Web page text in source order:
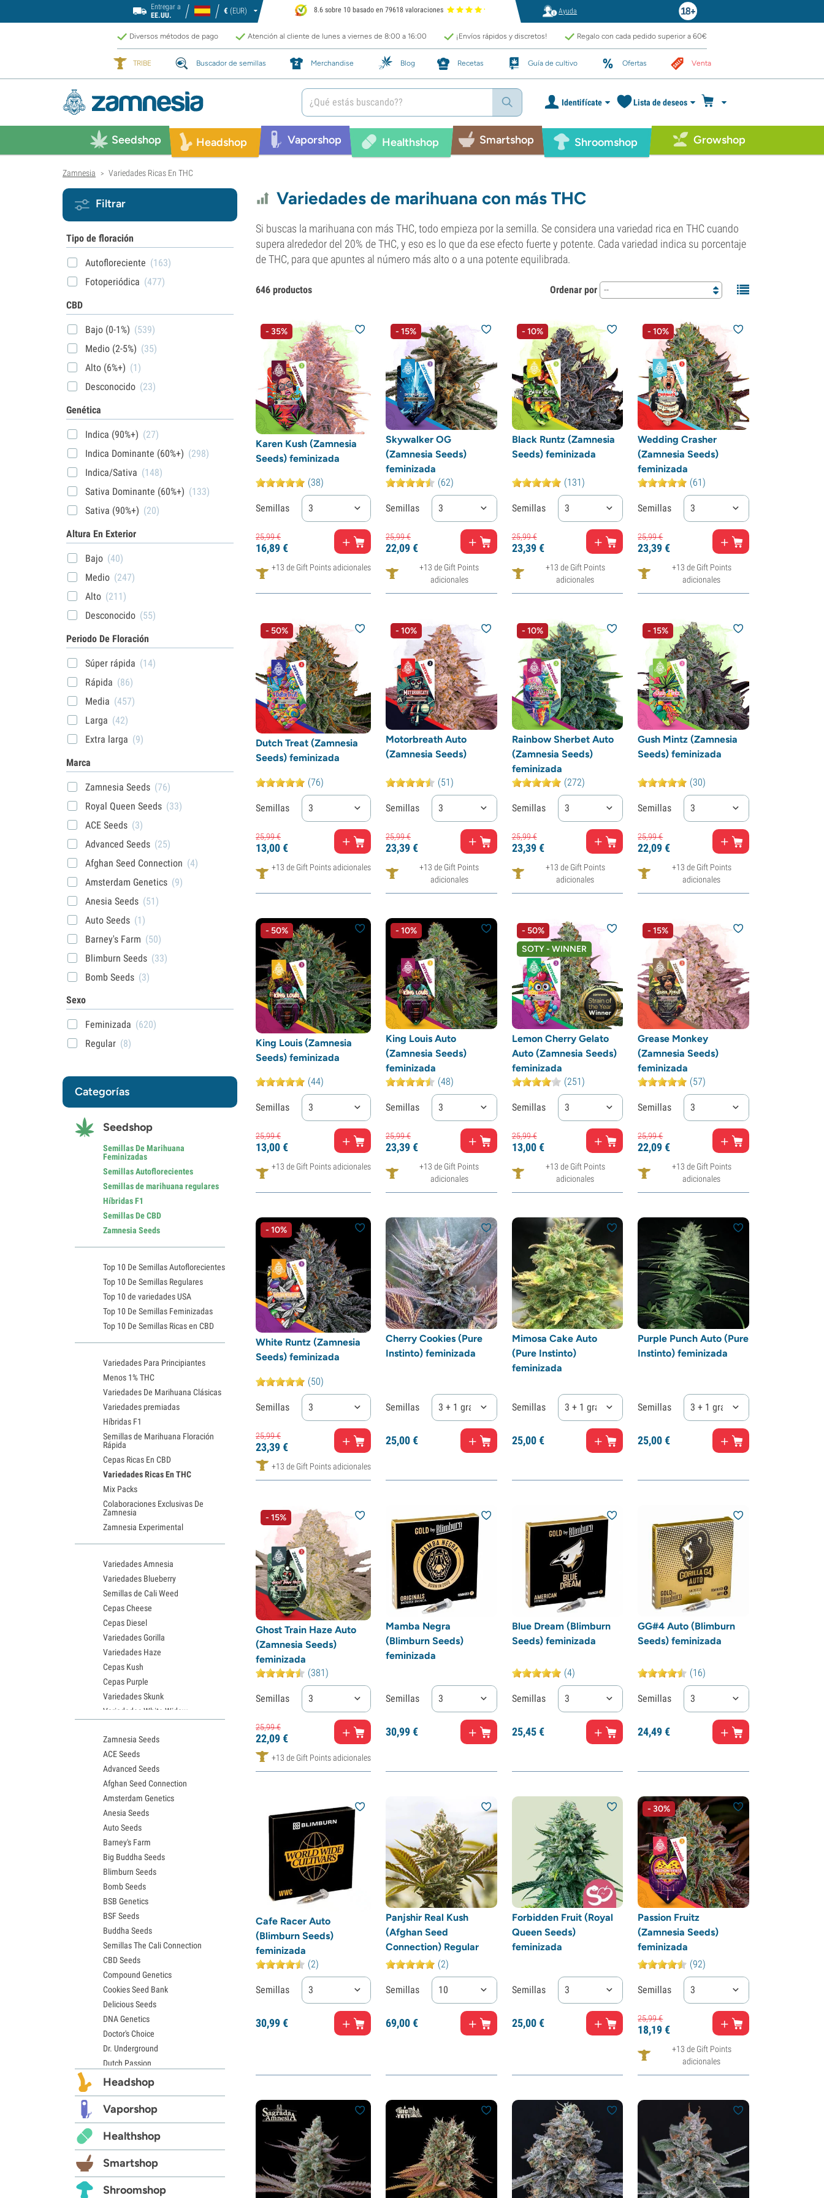
Entregar a
EE.UU.
€ (EUR) 8.6 sobre 10 basado en 79618 valoraciones Ayuda
Diversos métodos de pago Atención al cliente de lunes a viernes de 8:00 a 16:00 ¡Envíos rápidos y discretos! Regalo con cada pedido superior a 60€
TRIBE Buscador de semillas Merchandise Blog Recetas Guía de cultivo Ofertas Venta
Identifícate Lista de deseos
Seedshop Headshop Vaporshop Healthshop Smartshop Shroomshop Growshop
Zamnesia > Variedades Ricas En THC
Variedades de marihuana con más THC
Si buscas la marihuana con más THC, todo empieza por la semilla. Se considera una variedad rica en THC cuando
supera alrededor del 20% de THC, y eso es lo que da ese efecto fuerte y potente. Cada variedad indica su porcentaje
de THC, para que apuntes al número más alto o a una potente equilibrada.
646 productos Ordenar por --
- 35%
Karen Kush (Zamnesia
Seeds) feminizada
(38)
Semillas 3
25,99€
16,89€
+13 de Gift Points adicionales
- 15%
Skywalker OG
(Zamnesia Seeds)
feminizada
(62)
Semillas 3
25,99€
22,09€
+13 de Gift Points
adicionales
- 10%
Black Runtz (Zamnesia
Seeds) feminizada
(131)
Semillas 3
25,99€
23,39€
+13 de Gift Points
adicionales
- 10%
Wedding Crasher
(Zamnesia Seeds)
feminizada
(61)
Semillas 3
25,99€
23,39€
+13 de Gift Points
adicionales
- 50%
Dutch Treat (Zamnesia
Seeds) feminizada
(76)
Semillas 3
25,99€
13,00€
+13 de Gift Points adicionales
- 10%
Motorbreath Auto
(Zamnesia Seeds)
(51)
Semillas 3
25,99€
23,39€
+13 de Gift Points
adicionales
- 10%
Rainbow Sherbet Auto
(Zamnesia Seeds)
feminizada
(272)
Semillas 3
25,99€
23,39€
+13 de Gift Points
adicionales
- 15%
Gush Mintz (Zamnesia
Seeds) feminizada
(30)
Semillas 3
25,99€
22,09€
+13 de Gift Points
adicionales
- 50%
King Louis (Zamnesia
Seeds) feminizada
(44)
Semillas 3
25,99€
13,00€
+13 de Gift Points adicionales
- 10%
King Louis Auto
(Zamnesia Seeds)
feminizada
(48)
Semillas 3
25,99€
23,39€
+13 de Gift Points
adicionales
- 50%
SOTY - WINNER
Lemon Cherry Gelato
Auto (Zamnesia Seeds)
feminizada
(251)
Semillas 3
25,99€
13,00€
+13 de Gift Points
adicionales
- 15%
Grease Monkey
(Zamnesia Seeds)
feminizada
(57)
Semillas 3
25,99€
22,09€
+13 de Gift Points
adicionales
- 10%
White Runtz (Zamnesia
Seeds) feminizada
(50)
Semillas 3
25,99€
23,39€
+13 de Gift Points adicionales
Cherry Cookies (Pure
Instinto) feminizada
Semillas 3 + 1 gratis
25,00€
Mimosa Cake Auto
(Pure Instinto)
feminizada
Semillas 3 + 1 gratis
25,00€
Purple Punch Auto (Pure
Instinto) feminizada
Semillas 3 + 1 gratis
25,00€
- 15%
Ghost Train Haze Auto
(Zamnesia Seeds)
feminizada
(381)
Semillas 3
25,99€
22,09€
+13 de Gift Points adicionales
Mamba Negra
(Blimburn Seeds)
feminizada
Semillas 3
30,99€
Blue Dream (Blimburn
Seeds) feminizada
(4)
Semillas 3
25,45€
GG#4 Auto (Blimburn
Seeds) feminizada
(16)
Semillas 3
24,49€
Cafe Racer Auto
(Blimburn Seeds)
feminizada
(2)
Semillas 3
30,99€
Panjshir Real Kush
(Afghan Seed
Connection) Regular
(2)
Semillas 10
69,00€
Forbidden Fruit (Royal
Queen Seeds)
feminizada
Semillas 3
25,00€
- 30%
Passion Fruitz
(Zamnesia Seeds)
feminizada
(92)
Semillas 3
25,99€
18,19€
+13 de Gift Points
adicionales
Filtrar
Tipo de floración
Autofloreciente (163)
Fotoperiódica (477)
CBD
Bajo (0-1%) (539)
Medio (2-5%) (35)
Alto (6%+) (1)
Desconocido (23)
Genética
Indica (90%+) (27)
Indica Dominante (60%+) (298)
Indica/Sativa (148)
Sativa Dominante (60%+) (133)
Sativa (90%+) (20)
Altura En Exterior
Bajo (40)
Medio (247)
Alto (211)
Desconocido (55)
Periodo De Floración
Súper rápida (14)
Rápida (86)
Media (457)
Larga (42)
Extra larga (9)
Marca
Zamnesia Seeds (76)
Royal Queen Seeds (33)
ACE Seeds (3)
Advanced Seeds (25)
Afghan Seed Connection (4)
Amsterdam Genetics (9)
Anesia Seeds (51)
Auto Seeds (1)
Barney's Farm (50)
Blimburn Seeds (33)
Bomb Seeds (3)
Compound Genetics
Delicious Seeds
Dutch Passion (6)
Exotic Seed (2)
Expert Seeds (8)
Fastbuds (44)
French Touch Seeds (2)
Garden of Green
Greenhouse Seeds
Humboldt Seed Company (21)
Humboldt Seeds (3)
Seedstockers Superior (24)
Kalashnikov Seeds
Little Chief Collabs
(1)
Medical Seeds (1)
Ministry of Cannabis (2)
Original Sensible Seeds (8)
Paradise Seeds
Pheno Finder (1)
Pure Instinto
Purple City Genetics (1)
Pyramid Seeds (18)
Rare Dankness (2)
Silent Seeds (9)
Spliff Seeds (1)
Super Sativa Seed Club
Super Strains (1)
Sweet Seeds (20)
T.H. Seeds
(1)
Vision Seeds (3)
Solfire Gardens (1)
TICAL (1)
Happy Valley Genetics
Sexo
Feminizada (620)
Regular (8)
Categorías
Seedshop
Semillas De Marihuana
Feminizadas
Semillas Autoflorecientes
Semillas de marihuana regulares
Híbridas F1
Semillas De CBD
Zamnesia Seeds
Top 10 De Semillas Autoflorecientes
Top 10 De Semillas Regulares
Top 10 de variedades USA
Top 10 De Semillas Feminizadas
Top 10 De Semillas Ricas en CBD
Variedades Para Principiantes
Menos 1% THC
Variedades De Marihuana Clásicas
Variedades premiadas
Híbridas F1
Semillas de Marihuana Floración
Rápida
Cepas Ricas En CBD
Variedades Ricas En THC
Mix Packs
Colaboraciones Exclusivas De
Zamnesia
Zamnesia Experimental
Variedades Amnesia
Variedades Blueberry
Semillas de Cali Weed
Cepas Cheese
Cepas Diesel
Variedades Gorilla
Variedades Haze
Cepas Kush
Cepas Purple
Variedades Skunk
Variedades White Widow
Semillas de Granddaddy Purple
Semillas de OG Kush
Semillas de Blue Dream
Semillas de Lemon Haze
Semillas de Bruce Banner
Semillas de Gelato
Semillas de Sour Diesel
Semillas de Jack Herer
Semillas de Girl Scout Cookies
Semillas de Wedding Cake
Semillas de Zkittlez
Semillas de Pineapple Express
Semillas de Chemdawg
Semillas de Hindu Kush
Semillas de Mimosa
Zamnesia Seeds
ACE Seeds
Advanced Seeds
Afghan Seed Connection
Amsterdam Genetics
Anesia Seeds
Auto Seeds
Barney's Farm
Big Buddha Seeds
Blimburn Seeds
Bomb Seeds
BSB Genetics
BSF Seeds
Buddha Seeds
Semillas The Cali Connection
CBD Seeds
Compound Genetics
Cookies Seed Bank
Delicious Seeds
DNA Genetics
Doctor's Choice
Dr. Underground
Dutch Passion
Elite Seeds
Exotic Seed
Expert Seeds
FastBuds
Female Seeds
French Touch Seeds
Garden of Green
GeneSeeds
Headshop
Vaporshop
Healthshop
Smartshop
Shroomshop